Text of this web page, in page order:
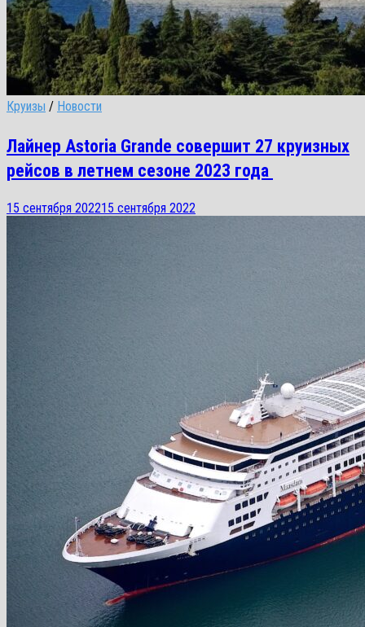
Круизы / Новости
Лайнер Astoria Grande совершит 27 круизных
рейсов в летнем сезоне 2023 года
15 сентября 202215 сентября 2022